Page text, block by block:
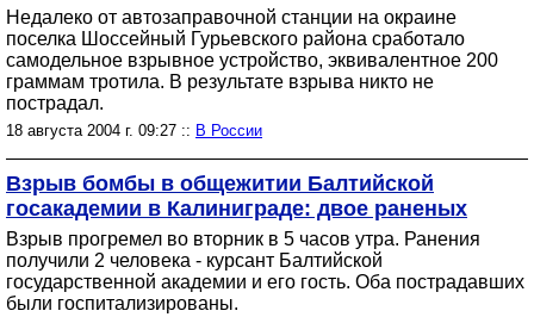
Недалеко от автозаправочной станции на окраине
поселка Шоссейный Гурьевского района сработало
самодельное взрывное устройство, эквивалентное 200
граммам тротила. В результате взрыва никто не
пострадал.
18 августа 2004 г. 09:27 :: В России
Взрыв бомбы в общежитии Балтийской
госакадемии в Калиниграде: двое раненых
Взрыв прогремел во вторник в 5 часов утра. Ранения
получили 2 человека - курсант Балтийской
государственной академии и его гость. Оба пострадавших
были госпитализированы.